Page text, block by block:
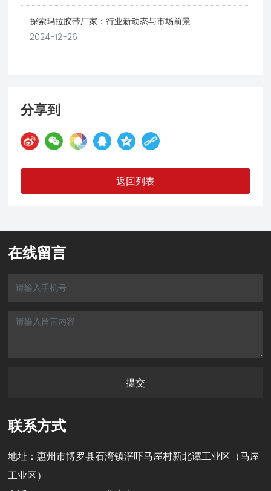
探索玛拉胶带厂家：行业新动态与市场前景
2024-12-26
分享到
返回列表
在线留言
提交
联系方式
地址：惠州市博罗县石湾镇滘吓马屋村新北谭工业区（马屋
工业区）